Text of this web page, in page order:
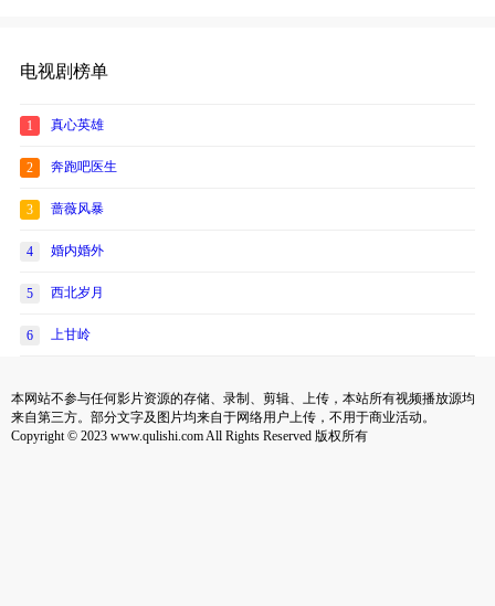
电视剧榜单
1 真心英雄
2 奔跑吧医生
3 蔷薇风暴
4 婚内婚外
5 西北岁月
6 上甘岭
本网站不参与任何影片资源的存储、录制、剪辑、上传，本站所有视频播放源均
来自第三方。部分文字及图片均来自于网络用户上传，不用于商业活动。
Copyright © 2023 www.qulishi.com All Rights Reserved 版权所有